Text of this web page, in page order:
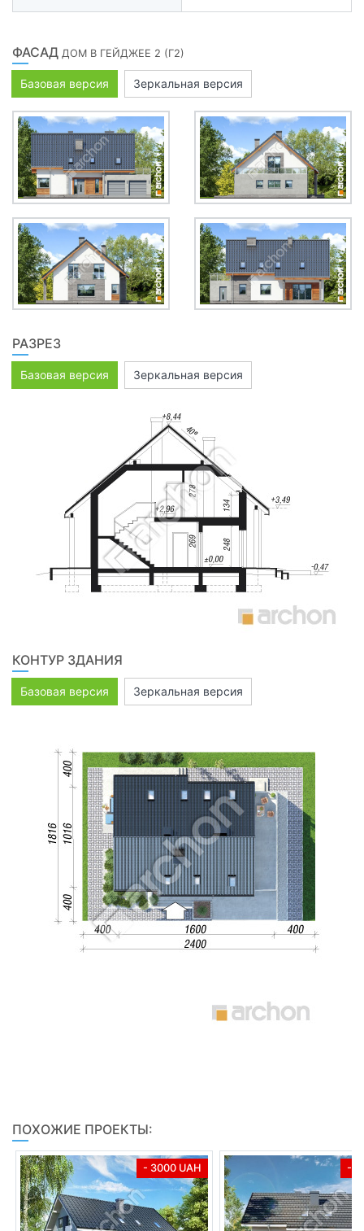
ФАСАД ДОМ В ГЕЙДЖЕЕ 2 (Г2)
Базовая версия Зеркальная версия
РАЗРЕЗ
Базовая версия Зеркальная версия
КОНТУР ЗДАНИЯ
Базовая версия Зеркальная версия
ПОХОЖИЕ ПРОЕКТЫ:
- 3000 UAH -